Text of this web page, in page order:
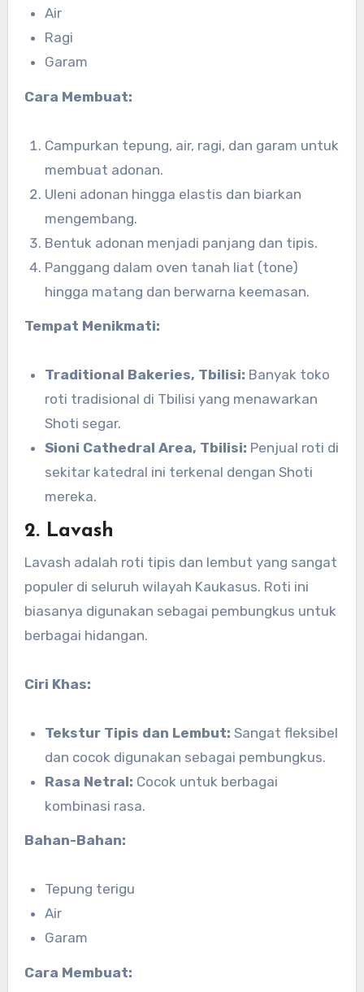
Air
Ragi
Garam
Cara Membuat:
Campurkan tepung, air, ragi, dan garam untuk
membuat adonan.
Uleni adonan hingga elastis dan biarkan
mengembang.
Bentuk adonan menjadi panjang dan tipis.
Panggang dalam oven tanah liat (tone)
hingga matang dan berwarna keemasan.
Tempat Menikmati:
Traditional Bakeries, Tbilisi: Banyak toko
roti tradisional di Tbilisi yang menawarkan
Shoti segar.
Sioni Cathedral Area, Tbilisi: Penjual roti di
sekitar katedral ini terkenal dengan Shoti
mereka.
2. Lavash
Lavash adalah roti tipis dan lembut yang sangat
populer di seluruh wilayah Kaukasus. Roti ini
biasanya digunakan sebagai pembungkus untuk
berbagai hidangan.
Ciri Khas:
Tekstur Tipis dan Lembut: Sangat fleksibel
dan cocok digunakan sebagai pembungkus.
Rasa Netral: Cocok untuk berbagai
kombinasi rasa.
Bahan-Bahan:
Tepung terigu
Air
Garam
Cara Membuat: